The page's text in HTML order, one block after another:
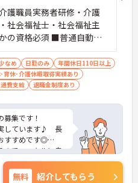
護職員実務者研修・介護
社会福祉士・社会福祉主
の資格必須 ■普通自動車
必須 ■未経験OK
なめ 日勤のみ
年間休日110日以上
育休･介護休暇取得実績あり
費支給 退職金制度あり
集です！
しています♪ 長
すすめです◎
ので、スキルに自
ントなど、さら
無料 紹介してもらう